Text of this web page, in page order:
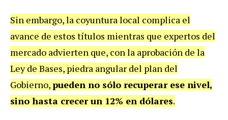
Sin embargo, la coyuntura local complica el
avance de estos títulos mientras que expertos del
mercado advierten que, con la aprobación de la
Ley de Bases, piedra angular del plan del
Gobierno,pueden no sólo recuperar ese nivel,
sino hasta crecer un 12% en dólares.